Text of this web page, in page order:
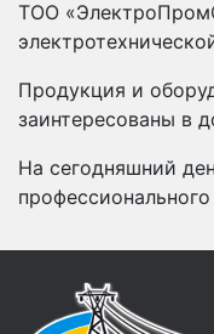
ТОО
Продукция и
заинтересованы в
На сегодняшний